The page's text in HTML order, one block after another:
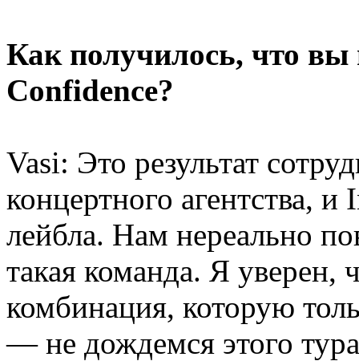
Как получилось, что вы
Confidence?
Vasi: Это результат
концертного агентства,
лейбла. Нам нереально
такая команда. Я уверен,
комбинация, которую
— не дождемся этого